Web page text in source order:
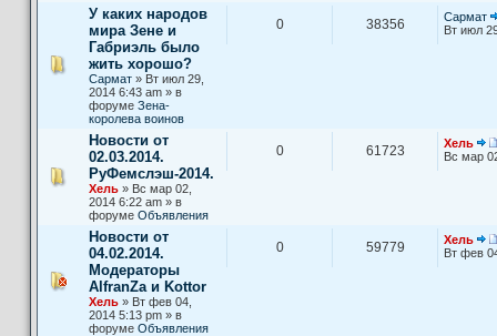
У каких народов
мира Зене и
Габриэль было
жить хорошо?
Сармат » Вт июл 29,
2014 6:43 am » в
форуме Зена-
королева воинов
0 38356
Сармат
Вт июл
Новости от
02.03.2014.
РуФемслэш-2014.
Хель » Вс мар 02,
2014 6:22 am » в
форуме Объявления
0 61723
Хель
Вс мар
Новости от
04.02.2014.
Модераторы
AlfranZa и Kottor
Хель » Вт фев 04,
2014 5:13 pm » в
форуме Объявления
0 59779
Хель
Вт фев